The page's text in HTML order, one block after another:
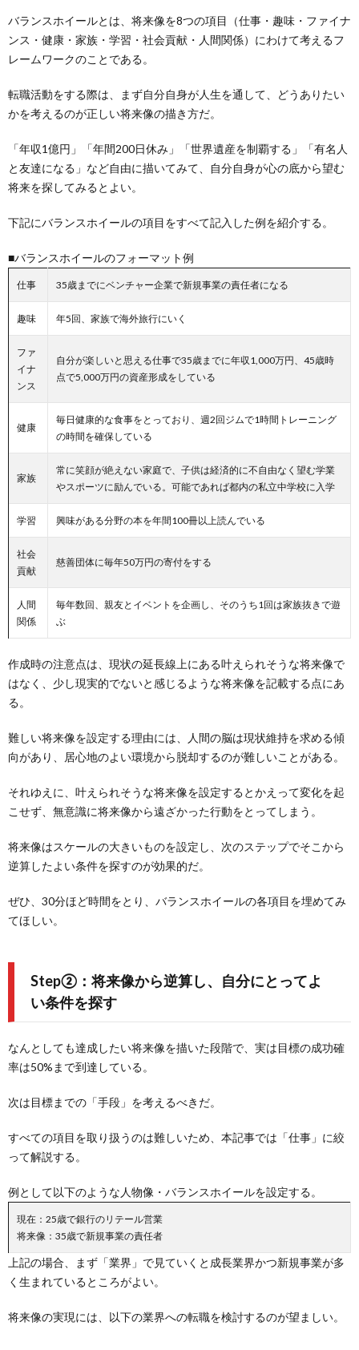
バランスホイールとは、将来像を8つの項目（仕事・趣味・ファイナ
ンス・健康・家族・学習・社会貢献・人間関係）にわけて考えるフ
レームワークのことである。
転職活動をする際は、まず自分自身が人生を通して、どうありたい
かを考えるのが正しい将来像の描き方だ。
「年収1億円」「年間200日休み」「世界遺産を制覇する」「有名人
と友達になる」など自由に描いてみて、自分自身が心の底から望む
将来を探してみるとよい。
下記にバランスホイールの項目をすべて記入した例を紹介する。
■バランスホイールのフォーマット例
仕事 35歳までにベンチャー企業で新規事業の責任者になる
趣味 年5回、家族で海外旅行にいく
ファ
イナ
ンス
自分が楽しいと思える仕事で35歳までに年収1,000万円、45歳時
点で5,000万円の資産形成をしている
健康
毎日健康的な食事をとっており、週2回ジムで1時間トレーニング
の時間を確保している
家族
常に笑顔が絶えない家庭で、子供は経済的に不自由なく望む学業
やスポーツに励んでいる。可能であれば都内の私立中学校に入学
学習 興味がある分野の本を年間100冊以上読んでいる
社会
貢献
慈善団体に毎年50万円の寄付をする
人間
関係
毎年数回、親友とイベントを企画し、そのうち1回は家族抜きで遊
ぶ
作成時の注意点は、現状の延長線上にある叶えられそうな将来像で
はなく、少し現実的でないと感じるような将来像を記載する点にあ
る。
難しい将来像を設定する理由には、人間の脳は現状維持を求める傾
向があり、居心地のよい環境から脱却するのが難しいことがある。
それゆえに、叶えられそうな将来像を設定するとかえって変化を起
こせず、無意識に将来像から遠ざかった行動をとってしまう。
将来像はスケールの大きいものを設定し、次のステップでそこから
逆算したよい条件を探すのが効果的だ。
ぜひ、30分ほど時間をとり、バランスホイールの各項目を埋めてみ
てほしい。
Step②：将来像から逆算し、自分にとってよ
い条件を探す
なんとしても達成したい将来像を描いた段階で、実は目標の成功確
率は50%まで到達している。
次は目標までの「手段」を考えるべきだ。
すべての項目を取り扱うのは難しいため、本記事では「仕事」に絞
って解説する。
例として以下のような人物像・バランスホイールを設定する。
現在：25歳で銀行のリテール営業
将来像：35歳で新規事業の責任者
上記の場合、まず「業界」で見ていくと成長業界かつ新規事業が多
く生まれているところがよい。
将来像の実現には、以下の業界への転職を検討するのが望ましい。